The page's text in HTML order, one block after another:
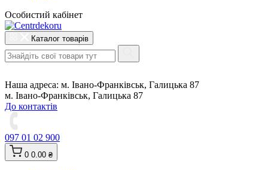
Особистий кабінет
Каталог товарів
Наша адреса: м. Івано-Франківськ, Галицька 87
м. Івано-Франківськ, Галицька 87
До контактів
097 01 02 900
0 0.00 ₴